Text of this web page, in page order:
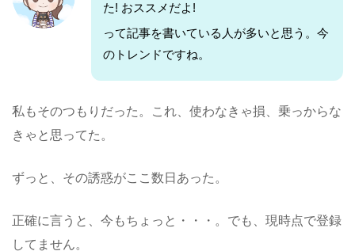
た! おススメだよ!
って記事を書いている人が多いと思う。今
のトレンドですね。
私もそのつもりだった。これ、使わなきゃ損、乗っからな
きゃと思ってた。
ずっと、その誘惑がここ数日あった。
正確に言うと、今もちょっと・・・。でも、現時点で登録
してません。